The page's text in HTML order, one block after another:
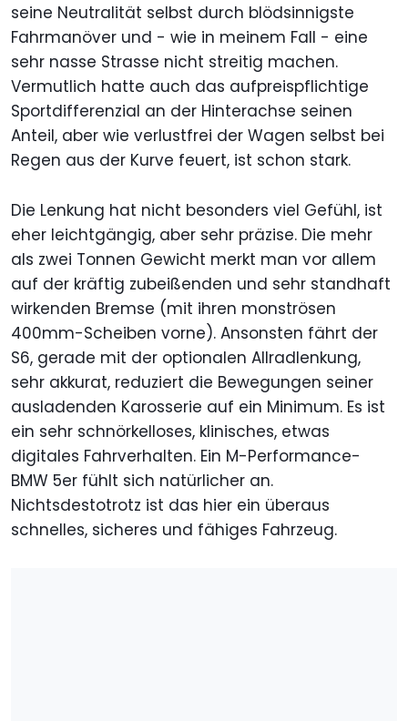
seine Neutralität selbst durch blödsinnigste
Fahrmanöver und - wie in meinem Fall - eine
sehr nasse Strasse nicht streitig machen.
Vermutlich hatte auch das aufpreispflichtige
Sportdifferenzial an der Hinterachse seinen
Anteil, aber wie verlustfrei der Wagen selbst bei
Regen aus der Kurve feuert, ist schon stark.
Die Lenkung hat nicht besonders viel Gefühl, ist
eher leichtgängig, aber sehr präzise. Die mehr
als zwei Tonnen Gewicht merkt man vor allem
auf der kräftig zubeißenden und sehr standhaft
wirkenden Bremse (mit ihren monströsen
400mm-Scheiben vorne). Ansonsten fährt der
S6, gerade mit der optionalen Allradlenkung,
sehr akkurat, reduziert die Bewegungen seiner
ausladenden Karosserie auf ein Minimum. Es ist
ein sehr schnörkelloses, klinisches, etwas
digitales Fahrverhalten. Ein M-Performance-
BMW 5er fühlt sich natürlicher an.
Nichtsdestotrotz ist das hier ein überaus
schnelles, sicheres und fähiges Fahrzeug.